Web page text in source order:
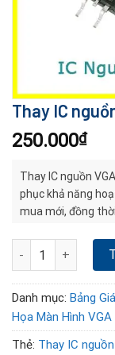
Thay IC
250.000₫
Thay IC nguồn
phục khả năng
mua mới, đồng
Thay IC nguồn Vga
Danh mục: Bảng
Họa Màn Hình VGA
Thẻ: Thay IC